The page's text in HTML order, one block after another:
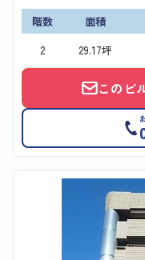
階数 面積
2
29.17坪
このビ